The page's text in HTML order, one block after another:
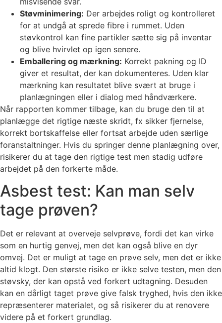
Støvminimering: Der arbejdes roligt og kontrolleret
for at undgå at sprede fibre i rummet. Uden
støvkontrol kan fine partikler sætte sig på inventar
og blive hvirvlet op igen senere.
Emballering og mærkning: Korrekt pakning og ID
giver et resultat, der kan dokumenteres. Uden klar
mærkning kan resultatet blive svært at bruge i
planlægningen eller i dialog med håndværkere.
Når rapporten kommer tilbage, kan du bruge den til at
planlægge det rigtige næste skridt, fx sikker fjernelse,
korrekt bortskaffelse eller fortsat arbejde uden særlige
foranstaltninger. Hvis du springer denne planlægning over,
risikerer du at tage den rigtige test men stadig udføre
arbejdet på den forkerte måde.
Asbest test: Kan man selv
tage prøven?
Det er relevant at overveje selvprøve, fordi det kan virke
som en hurtig genvej, men det kan også blive en dyr
omvej. Det er muligt at tage en prøve selv, men det er ikke
altid klogt. Den største risiko er ikke selve testen, men den
støvsky, der kan opstå ved forkert udtagning. Desuden
kan en dårligt taget prøve give falsk tryghed, hvis den ikke
repræsenterer materialet, og så risikerer du at renovere
videre på et forkert grundlag.